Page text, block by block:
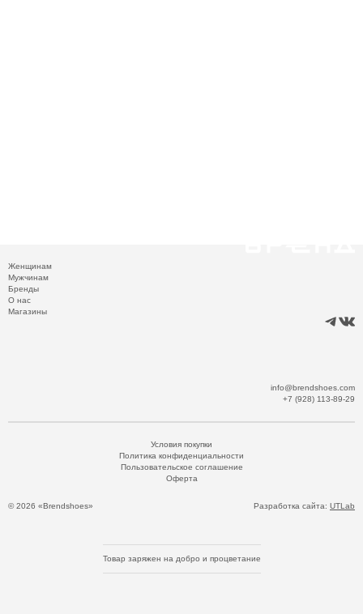
Женщинам
Мужчинам
Бренды
О нас
Магазины
info@brendshoes.com
+7 (928) 113-89-29
© 2026 «Brendshoes»
Условия покупки
Политика конфиденциальности
Пользовательское соглашение
Оферта
Разработка сайта: UTLab
Товар заряжен на добро и процветание